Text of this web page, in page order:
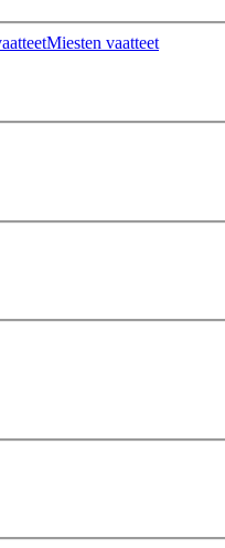
Miesten vaatteet